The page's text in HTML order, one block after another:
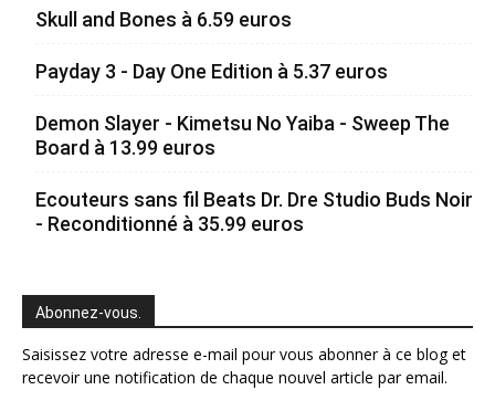
Skull and Bones à 6.59 euros
Payday 3 - Day One Edition à 5.37 euros
Demon Slayer - Kimetsu No Yaiba - Sweep The
Board à 13.99 euros
Ecouteurs sans fil Beats Dr. Dre Studio Buds Noir
- Reconditionné à 35.99 euros
Abonnez-vous.
Saisissez votre adresse e-mail pour vous abonner à ce blog et
recevoir une notification de chaque nouvel article par email.